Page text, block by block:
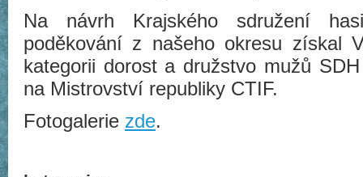
Na návrh Krajského sdružení
poděkování z našeho okresu získal
kategorii dorost a družstvo mužů
na Mistrovství republiky CTIF.
Fotogalerie zde.